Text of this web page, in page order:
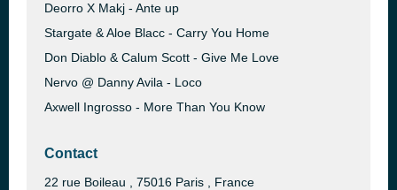
Deorro X Makj - Ante up
Stargate & Aloe Blacc - Carry You Home
Don Diablo & Calum Scott - Give Me Love
Nervo @ Danny Avila - Loco
Axwell Ingrosso - More Than You Know
Contact
22 rue Boileau , 75016 Paris , France